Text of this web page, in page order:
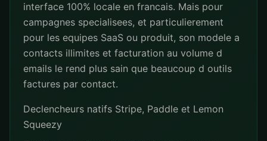
interface 100% locale en francais. Mais pour
campagnes specialisees, et particulierement
pour les equipes SaaS ou produit, son modele a
contacts illimites et facturation au volume d
emails le rend plus sain que beaucoup d outils
factures par contact.
Declencheurs natifs Stripe, Paddle et Lemon
Squeezy